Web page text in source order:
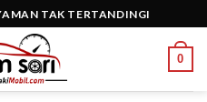
TAK TERTANDINGI
0